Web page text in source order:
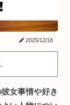
2025/12/18
女事情や好き